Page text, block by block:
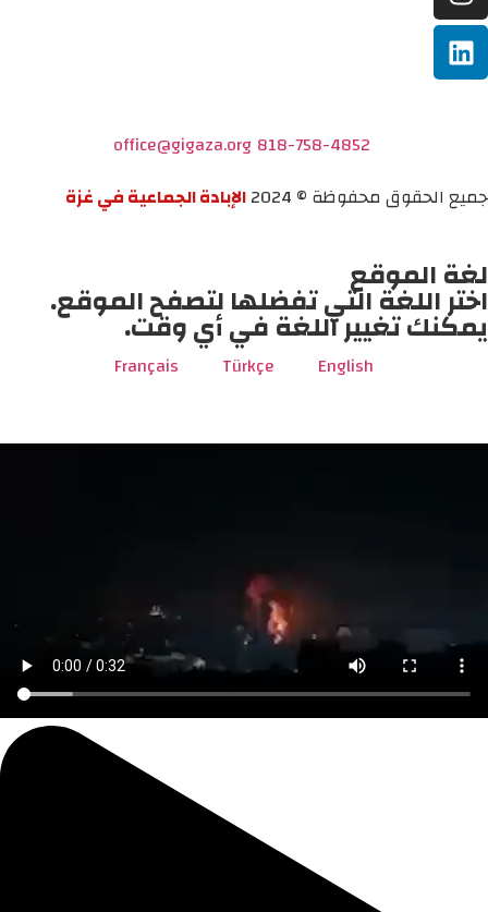
818-758-4852
office@gigaza.org
جميع الحقوق محفوظة © 2024
الإبادة الجماعية في غزة
لغة الموقع
اختر اللغة التي تفضلها لتصفح الموقع.
يمكنك تغيير اللغة في أي وقت.
English
Türkçe
Français